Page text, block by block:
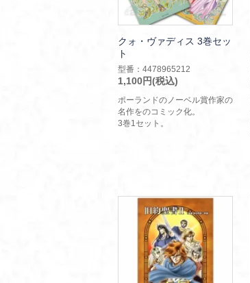
クォ・ヴァディス 3巻セッ
ト
型番：4478965212
1,100円(税込)
ポーランドのノーベル賞作家の
名作をのコミック化。
3巻1セット。